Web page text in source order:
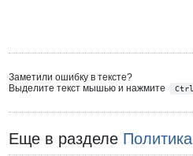
Заметили ошибку в тексте?
Выделите текст мышью и нажмите
Ctrl
Еще в разделе Политика